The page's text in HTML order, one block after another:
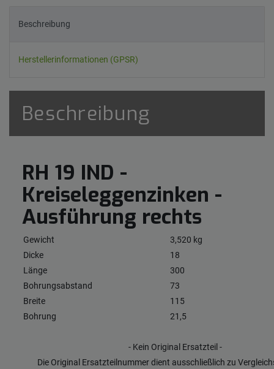
Beschreibung
Herstellerinformationen (GPSR)
Beschreibung
RH 19 IND -
Kreiseleggenzinken -
Ausführung rechts
Gewicht
3,520 kg
Dicke
18
Länge
300
Bohrungsabstand
73
Breite
115
Bohrung
21,5
- Kein Original Ersatzteil -
Die Original Ersatzteilnummer dient ausschließlich zu